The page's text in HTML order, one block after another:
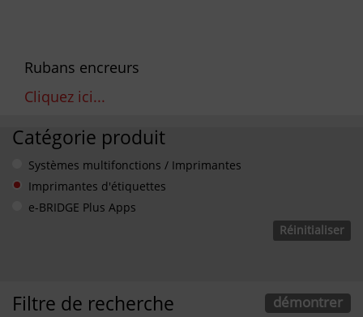
Rubans encreurs
Cliquez ici...
Catégorie produit
Systèmes multifonctions / Imprimantes
Imprimantes d'étiquettes
e-BRIDGE Plus Apps
Réinitialiser
Filtre de recherche démontrer